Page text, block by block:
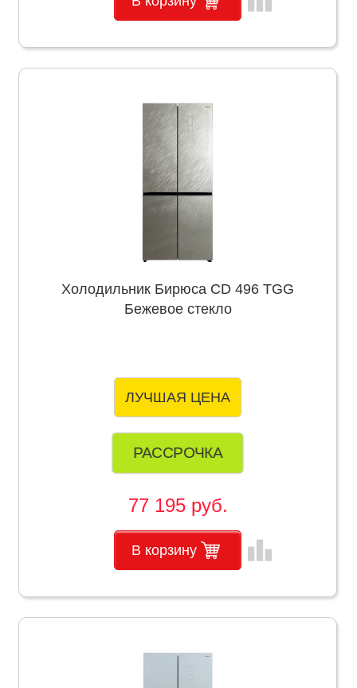
Холодильник Бирюса CD 496 TGG
Бежевое стекло
ЛУЧШАЯ ЦЕНА
РАССРОЧКА
77 195 руб.
В корзину leaderboard